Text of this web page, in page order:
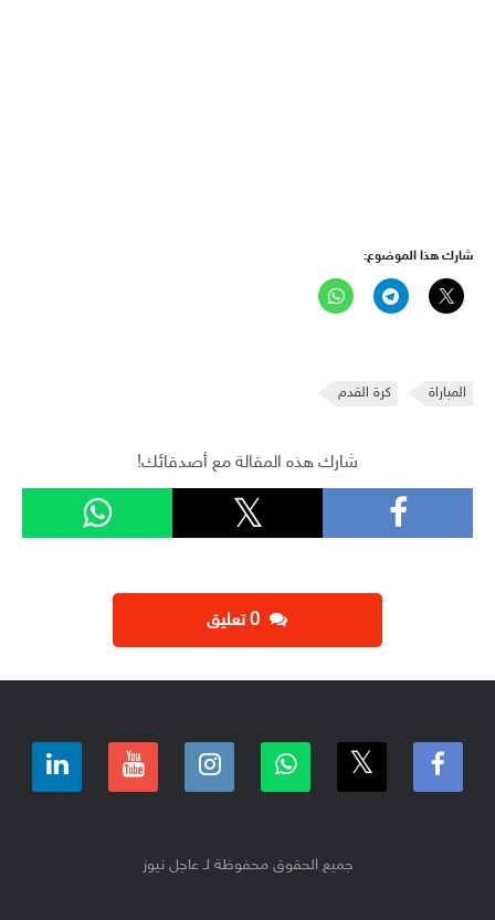
شارك هذا الموضوع:
المباراة كرة القدم
شارك هذه المقالة مع أصدقائك!
جميع الحقوق محفوظة لـ عاجل نيوز